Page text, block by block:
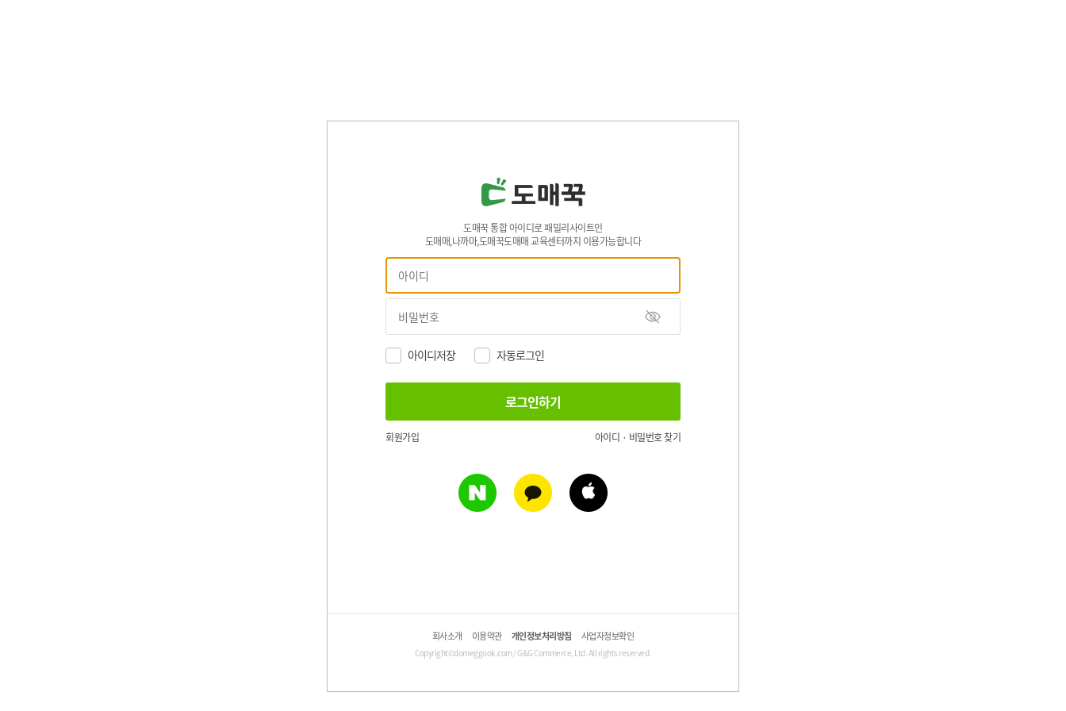
도매꾹 통합 아이디로 패밀리사이트인
도매매,나까마,도매꾹도매매 교육센터까지 이용가능합니다
아이디저장 자동로그인
회원가입 아이디 · 비밀번호 찾기
회사소개 이용약관 개인정보처리방침 사업자정보확인
Copyright©domeggook.com / G&G Commerce, Ltd. All rights reserved.